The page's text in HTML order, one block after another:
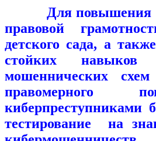
Для повышения
правовой
детского сада, а
стойких навыков
мошеннических
правомерного
киберпреступниками
тестирование на